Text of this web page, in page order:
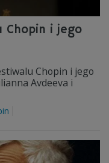
Chopin i jego
Chopin i jego
Avdeeva i